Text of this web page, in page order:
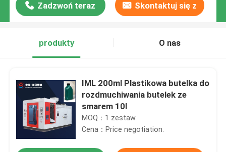
Zadzwoń teraz Skontaktuj się z
produkty
O nas
IML 200ml Plastikowa butelka do
rozdmuchiwania butelek ze
smarem 10l
MOQ：1 zestaw
Cena：Price negotiation.